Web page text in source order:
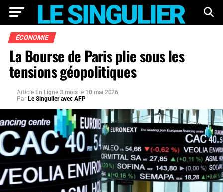
ÉCONOMIE
La Bourse de Paris plie sous les
tensions géopolitiques
Article En Ligne 3 mois le 10 mai 2026
Par Le Singulier avec AFP